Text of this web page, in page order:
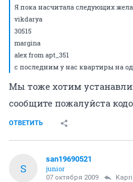
Я пока насчитала следующих
vikdarya
30515
margina
alex from apt_351
с последним у нас квартиры на
Мы тоже хотим
сообщите пожалуйста
ОТВЕТИТЬ
S
san19690521
junior
07 октября 2009